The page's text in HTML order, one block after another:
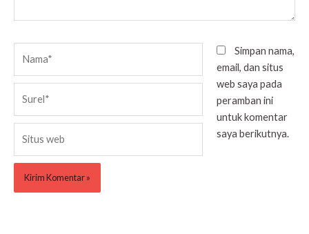
web
Simpan nama,
email, dan situs
web saya pada
peramban ini
untuk komentar
saya berikutnya.